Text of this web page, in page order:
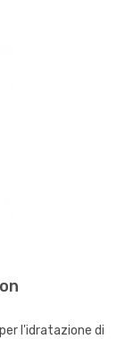
l'idratazione di